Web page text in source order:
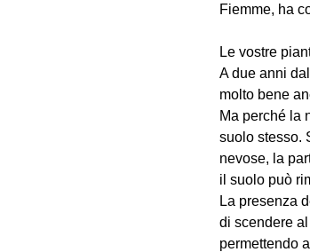
Fiemme, ha
Le vostre
A due anni
molto bene
Ma perché la
suolo stesso.
nevose, la
il suolo può
La presenza
di scendere
permettendo